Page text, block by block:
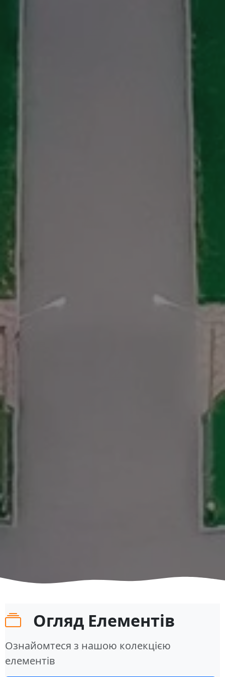
Огляд Елементів
Ознайомтеся з нашою колекцією
елементів